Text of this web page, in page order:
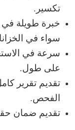
تكسير.
خبرة طويلة في
سواء في
سرعة في
على طول.
تقديم تقرير
الفحص.
تقديم ضمان